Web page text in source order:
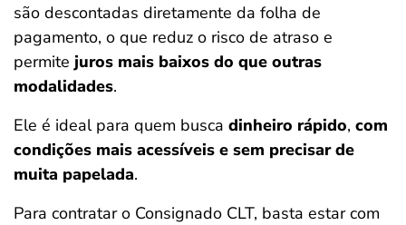
são descontadas diretamente da folha de
pagamento, o que reduz o risco de atraso e
permite juros mais baixos do que outras
modalidades.
Ele é ideal para quem busca dinheiro rápido, com
condições mais acessíveis e sem precisar de
muita papelada.
Para contratar o Consignado CLT, basta estar com